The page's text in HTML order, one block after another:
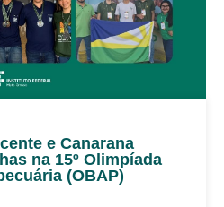
e Canarana
na 15º Olimpíada
(OBAP)